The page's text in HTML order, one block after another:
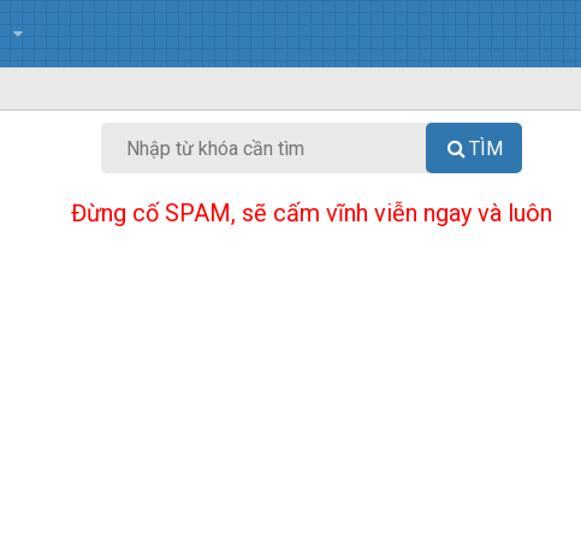
TÌM
Đừng cố SPAM, sẽ cấm vĩnh viễn ngay và luôn